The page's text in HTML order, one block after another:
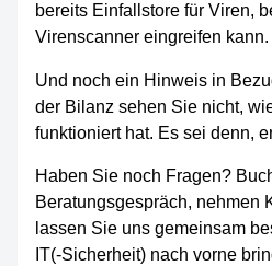
bereits Einfallstore für Viren,
Virenscanner eingreifen kann.
Und noch ein Hinweis in
der Bilanz sehen Sie nicht,
funktioniert hat. Es sei denn,
Haben Sie noch Fragen?
Beratungsgespräch, nehmen
lassen Sie uns gemeinsam
IT(-Sicherheit) nach vorne